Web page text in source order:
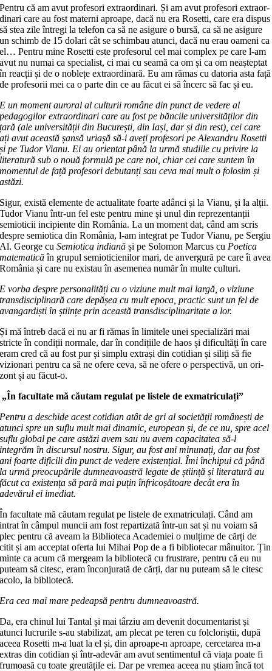
Pentru că am avut profesori extra­ordi­nari. Și am avut profesori extraor­
di­nari care au fost materni aproape, dacă nu era Rosetti, care era dispus
să stea zile întregi la telefon ca să ne asigure o bursă, ca să ne asigure
un schimb de 15 dolari cât se schimbau atunci, dacă nu erau oameni ca
el… Pentru mine Rosetti este profesorul cel mai complex pe care l-am
avut nu numai ca specialist, ci mai cu seamă ca om și ca om neașteptat
în re­acții și de o noblețe extraordinară. Eu am rămas cu datoria asta față
de pro­fesorii mei ca o parte din ce au făcut ei să încerc să fac și eu.
E un moment auroral al culturii ro­mâ­ne din punct de vedere al
pedagogilor extraordinari care au fost pe băncile uni­versităților din
țară (ale universi­tă­ții din București, din Iași, dar și din rest), cei care
ați avut această șansă uriașă să-i aveți profesori pe Alexandru Rosetti
și pe Tudor Vianu. Ei au ori­en­tat până la urmă studiile cu privire la
literatură sub o nouă formulă pe care noi, chiar cei care suntem în
momentul de față profesori debutanți sau ceva mai mult o folosim și
astăzi.
Sigur, există elemente de actualitate foarte adânci și la Vianu, și la alții.
Tudor Vianu într-un fel este pentru mi­ne și unul din reprezentanții
semioticii incipiente din România. La un moment dat, când am scris
despre semiotica din România, l-am integrat pe Tudor Vianu, pe Sergiu
Al. George cuSemio­ti­ca indiană și pe Solomon Marcus cuPoetica
matematicăîn grupul semio­ti­ci­e­nilor mari, de anvergură pe care îi avea
România și care nu existau în asemenea număr în multe culturi.
E vorba despre personalități cu o vi­ziu­ne mult mai largă, o viziune
trans­disciplinară care depășea cu mult epoca, practic sunt un fel de
avangardiști în științe prin această transdisciplinaritate a lor.
Și mă întreb dacă ei nu ar fi rămas în limitele unei specializări mai
stricte în condiții normale, dar în condițiile de haos și dificultăți în care
eram cred că au fost pur și simplu extrași din cotidian și siliți să fie
vizionari pentru ca să ne ofere ceva, să ne ofere o perspectivă, un ori­
zont și au făcut-o.
„În facultate mă căutamregulat pe listelede exmatriculați”
Pentru a deschide acest cotidian atât de gri al societății românești de
atunci spre un suflu mult mai dinamic, euro­pean și, de ce nu, spre acel
suflu global pe care astăzi avem sau nu avem capaci­ta­tea să-l
integrăm în discursul nostru. Si­gur, au fost ani minunați, dar au fost
ani foarte dificili din punct de vedere existențial. Îmi închipui că până
la ur­mă preocupările dumneavoastră legate de știință și literatură au
făcut ca exis­tența să pară mai puțin înfricoșătoare decât era în
adevărul ei imediat.
În facultate mă căutam regulat pe listele de exmatriculați. Când am
intrat în câmpul muncii am fost repartizată într-un sat și nu voiam să
plec pentru că aveam la Biblioteca Academiei o mul­ți­me de cărți de
citit și am acceptat oferta lui Mihai Pop de a fi bibliotecar mânui­tor. Țin
minte ca acum că mergeam la bibliotecă cu frustrare, pentru că eu nu
puteam să citesc, eram în­con­jurată de cărți, dar nu puteam să le citesc
acolo, la bibliotecă.
Era cea mai mare pedeapsă pen­tru dumneavoastră.
Da, era chinul lui Tantal și mai târziu am devenit documentarist și
atunci lucrurile s-au stabilizat, am plecat pe teren cu folcloriștii, după
aceea Rosetti m-a luat la el și, din aproape-n aproape, cercetarea m-a
extras din cotidian și într-adevăr am avut sentimentul că viața poate fi
frumoasă cu toate greutățile ei. Dar pe vremea aceea nu știam încă tot